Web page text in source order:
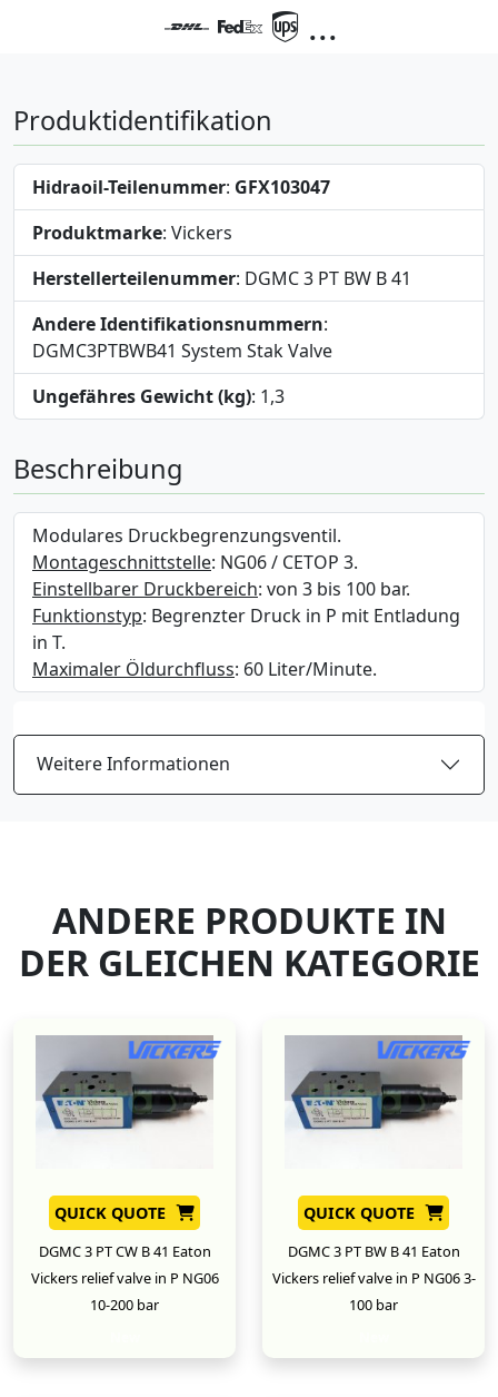
...
Produktidentifikation
Hidraoil-Teilenummer: GFX103047
Produktmarke: Vickers
Herstellerteilenummer: DGMC 3 PT BW B 41
Andere Identifikationsnummern:
DGMC3PTBWB41 System Stak Valve
Ungefähres Gewicht (kg): 1,3
Beschreibung
Modulares Druckbegrenzungsventil.
Montageschnittstelle: NG06 / CETOP 3.
Einstellbarer Druckbereich: von 3 bis 100 bar.
Funktionstyp: Begrenzter Druck in P mit Entladung
in T.
Maximaler Öldurchfluss: 60 Liter/Minute.
Weitere Informationen
ANDERE PRODUKTE IN
DER GLEICHEN KATEGORIE
QUICK QUOTE
DGMC 3 PT CW B 41 Eaton
Vickers relief valve in P NG06
10-200 bar
QUICK QUOTE
DGMC 3 PT BW B 41 Eaton
Vickers relief valve in P NG06 3-
100 bar